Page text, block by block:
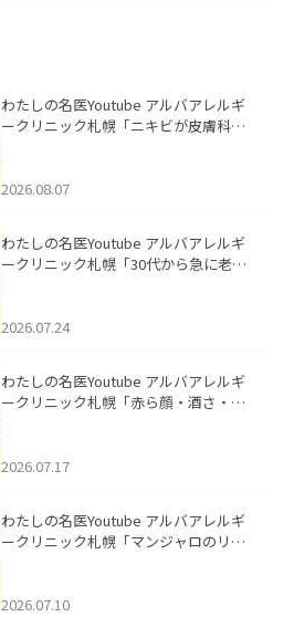
わたしの名医Youtube アルバアレルギ
ークリニック札幌「ニキビが皮膚科で
ました。
2026.08.07
わたしの名医Youtube アルバアレルギ
ークリニック札幌「30代から急に老け
た。
2026.07.24
わたしの名医Youtube アルバアレルギ
ークリニック札幌「赤ら顔・酒さ・ニ
した。
2026.07.17
わたしの名医Youtube アルバアレルギ
ークリニック札幌「マンジャロのリア
た。
2026.07.10